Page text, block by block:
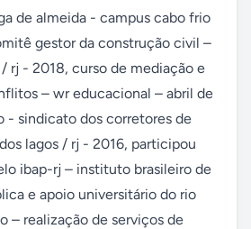
de almeida - campus cabo frio
gestor da construção civil –
rj - 2018, curso de mediação e
– wr educacional – abril de
- sindicato dos corretores de
lagos / rj - 2016, participou
ibap-rj – instituto brasileiro de
e apoio universitário do rio
– realização de serviços de